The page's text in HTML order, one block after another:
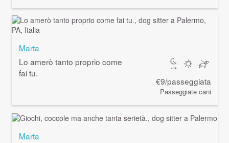
Marta
Lo amerò tanto proprio come
fai tu.
€9/passeggiata
Passeggiate cani
Marta